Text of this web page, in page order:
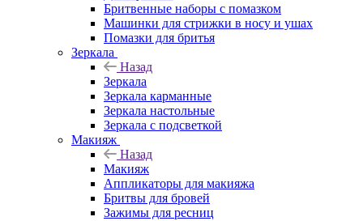
Бритвенные наборы с помазком
Машинки для стрижки в носу и ушах
Помазки для бритья
Зеркала
Назад
Зеркала
Зеркала карманные
Зеркала настольные
Зеркала с подсветкой
Макияж
Назад
Макияж
Аппликаторы для макияжа
Бритвы для бровей
Зажимы для ресниц